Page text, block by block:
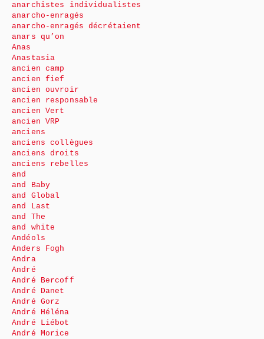
anarchistes individualistes
anarcho-enragés
anarcho-enragés décrétaient
anars qu’on
Anas
Anastasia
ancien camp
ancien fief
ancien ouvroir
ancien responsable
ancien Vert
ancien VRP
anciens
anciens collègues
anciens droits
anciens rebelles
and
and Baby
and Global
and Last
and The
and white
Andéols
Anders Fogh
Andra
André
André Bercoff
André Danet
André Gorz
André Héléna
André Liébot
André Morice